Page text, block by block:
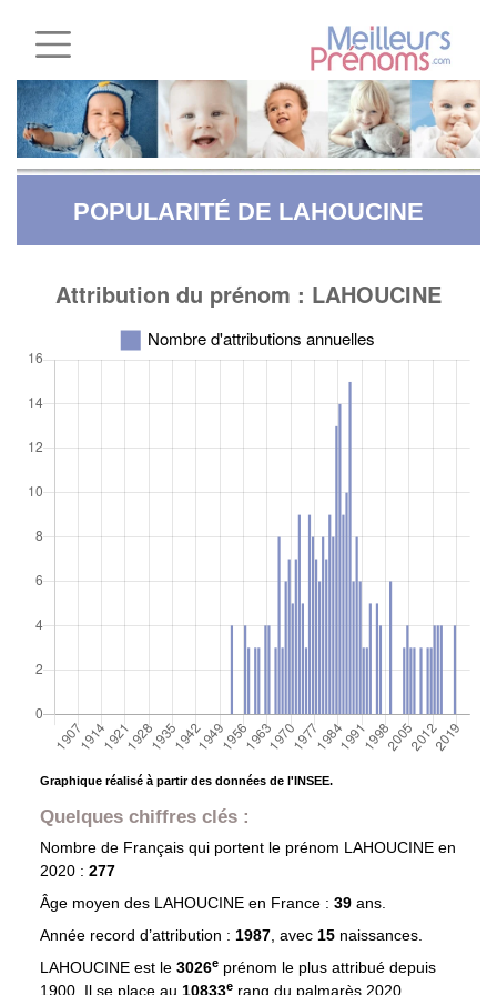
POPULARITÉ DE LAHOUCINE
Graphique réalisé à partir des données de l'INSEE.
Quelques chiffres clés :
Nombre de Français qui portent le prénom LAHOUCINE en
2020 : 277
Âge moyen des LAHOUCINEen France : 39 ans.
Année record d’attribution : 1987, avec 15 naissances.
LAHOUCINE est le 3026eprénom le plus attribué depuis
1900. Il se place au 10833e rang du palmarès 2020.